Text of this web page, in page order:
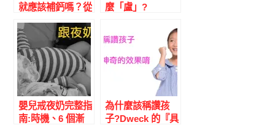
就應該補鈣嗎？從
「佝僂症」談起
麼「盧」?
經科學+5 個溝通
技巧|兒科醫師完
整解答
嬰兒戒夜奶完整指
南:時機、6 個漸
為什麼該稱讚孩
子?Dweck 的『具